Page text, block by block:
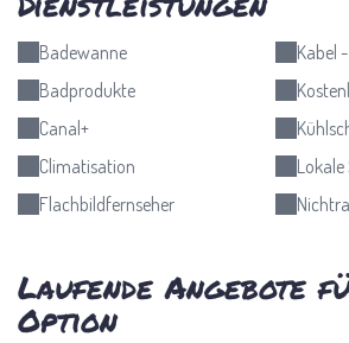
Badewanne
Badprodukte
Canal+
Climatisation
Flachbildfernseher
Kabel
Lokale
Laufende Angebote
Option